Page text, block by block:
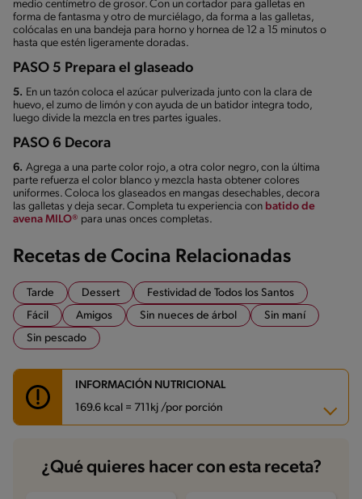
medio centímetro de grosor. Con un cortador para galletas en
forma de fantasma y otro de murciélago, da forma a las galletas,
colócalas en una bandeja para horno y hornea de 12 a 15 minutos o
hasta que estén ligeramente doradas.
PASO 5 Prepara el glaseado
5. En un tazón coloca el azúcar pulverizada junto con la clara de
huevo, el zumo de limón y con ayuda de un batidor integra todo,
luego divide la mezcla en tres partes iguales.
PASO 6 Decora
6. Agrega a una parte color rojo, a otra color negro, con la última
parte refuerza el color blanco y mezcla hasta obtener colores
uniformes. Coloca los glaseados en mangas desechables, decora
las galletas y deja secar. Completa tu experiencia con batido de
avena MILO® para unas onces completas.
Recetas de Cocina Relacionadas
Tarde Dessert
Festividad de Todos los Santos
Fácil
Amigos Sin nueces de árbol
Sin maní
Sin pescado
INFORMACIÓN NUTRICIONAL
169.6 kcal = 711kj /por porción
Carbohidratos 26.2 g
Energía 169.6 kcal
¿Qué quieres hacer con esta receta?